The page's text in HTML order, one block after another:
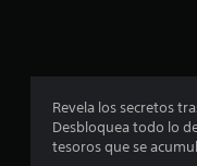
Revela los secretos
Desbloquea todo lo
tesoros que se